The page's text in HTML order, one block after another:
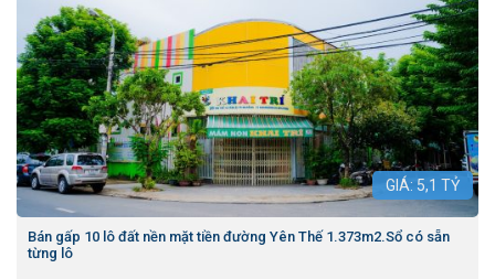
GIÁ: 5,1 TỶ
Bán gấp 10 lô đất nền mặt tiền đường Yên Thế 1.373m2.Sổ có sẵn
từng lô